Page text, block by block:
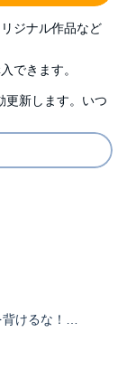
ジナル作品など
できます。
更新します。いつ
けるな！
田清彦が説く、
乱が起きた。